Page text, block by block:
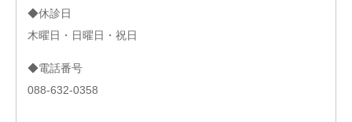
◆休診日
木曜日・日曜日・祝日
◆電話番号
088-632-0358